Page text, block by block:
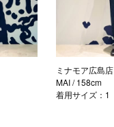
ミナモア広島店
MAI/ 158cm
着用サイズ：1